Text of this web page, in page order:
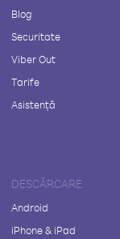
Blog
Securitate
Viber Out
Tarife
Asistență
DESCĂRCARE
Android
iPhone & iPad